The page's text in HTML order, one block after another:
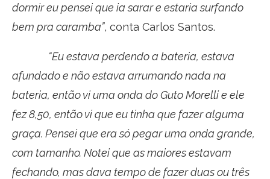
dormir eu pensei que ia sarar e estaria surfando
bem pra caramba”, conta Carlos Santos.
“Eu estava perdendo a bateria, estava
afundado e não estava arrumando nada na
bateria, então vi uma onda do Guto Morelli e ele
fez 8,50, então vi que eu tinha que fazer alguma
graça. Pensei que era só pegar uma onda grande,
com tamanho. Notei que as maiores estavam
fechando, mas dava tempo de fazer duas ou três